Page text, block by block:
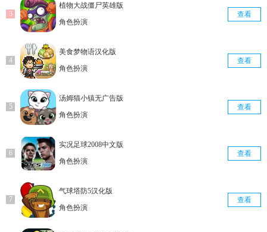
植物大战僵尸英雄版
角色扮演
查看
美食梦物语汉化版
角色扮演
查看
汤姆猫小镇无广告版
角色扮演
查看
实况足球2008中文版
角色扮演
查看
气球塔防5汉化版
角色扮演
查看